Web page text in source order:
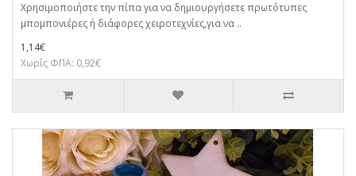
Χρησιμοποιήστε την πίπα για να δημιουργήσετε πρωτότυπες
μπομπονιέρες ή διάφορες χειροτεχνίες,για να ..
1,14€
Χωρίς ΦΠΑ: 0,92€